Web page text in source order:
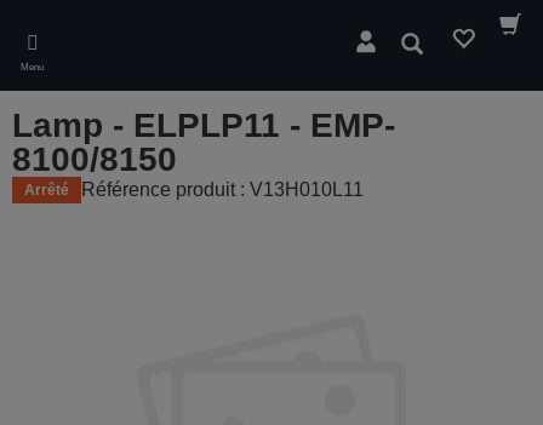
main
content
Menu
Rechercher
Lamp - ELPLP11 - EMP-
8100/8150
Arrêté Référence produit : V13H010L11